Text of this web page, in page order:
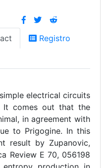
Registro
electrical circuits
It comes out that the
in agreement with
to Prigogine. In this
result by Zupanovic,
Review E 70, 056198